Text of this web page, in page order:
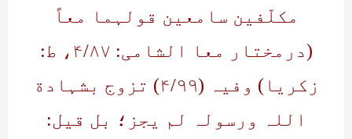
مکلّفین سامعین قولہما معاً
(درمختار معا الشامی: ۴/۸۷، ط:
زکریا) وفیہ (۴/۹۹) تزوج بشہادة
اللہ ورسولہ لم یجز؛ بل قیل: